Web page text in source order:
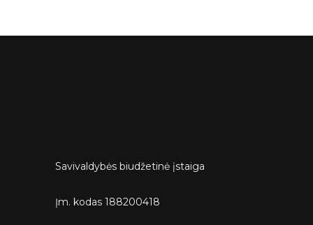
Savivaldybės biudžetinė įstaiga
Įm. kodas 188200418